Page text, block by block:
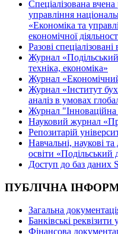
Спеціалізована
управління
«Економіка та
економічної
Разові спеціалізовані
Журнал «Подільський
техніка, економіка»
Журнал
Журнал «Інститут
аналіз в умовах
Журнал "Інноваційна
Науковий журнал
Репозитарій
Навчальні, наукові
освіти «Подільський
Доступ до баз даних
ПУБЛІЧНА
Загальна
Банківські реквізити
Фінансова